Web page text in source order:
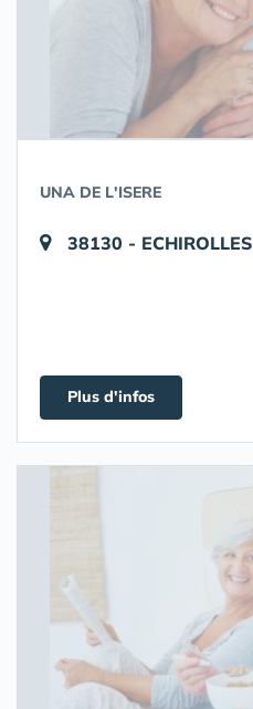
UNA DE L'ISERE
38130 - ECHIROLLES
Plus d'infos